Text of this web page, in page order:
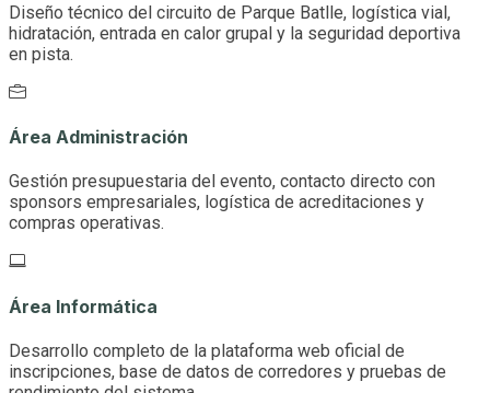
Diseño técnico del circuito de Parque Batlle, logística vial,
hidratación, entrada en calor grupal y la seguridad deportiva
en pista.
Área Administración
Gestión presupuestaria del evento, contacto directo con
sponsors empresariales, logística de acreditaciones y
compras operativas.
Área Informática
Desarrollo completo de la plataforma web oficial de
inscripciones, base de datos de corredores y pruebas de